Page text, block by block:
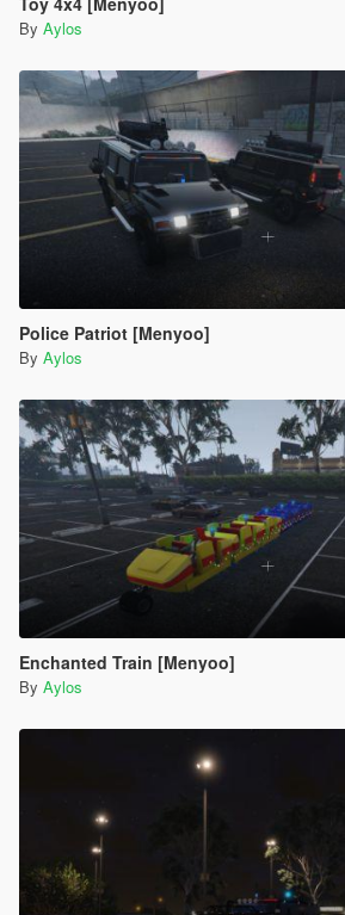
By Aylos
Police Patriot [Menyoo]
By Aylos
Enchanted Train [Menyoo]
By Aylos